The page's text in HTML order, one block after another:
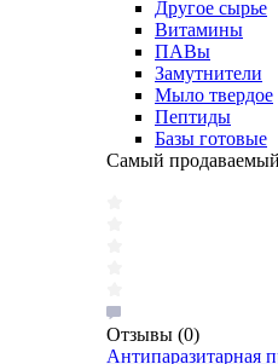
Другое сырье
Витамины
ПАВы
Замутнители
Мыло твердое
Пептиды
Базы готовые
Самый
Отзывы (0)
Антипаразитарная